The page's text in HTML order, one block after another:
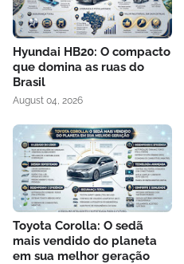
Hyundai HB20: O compacto
que domina as ruas do
Brasil
August 04, 2026
Toyota Corolla: O sedã
mais vendido do planeta
em sua melhor geração